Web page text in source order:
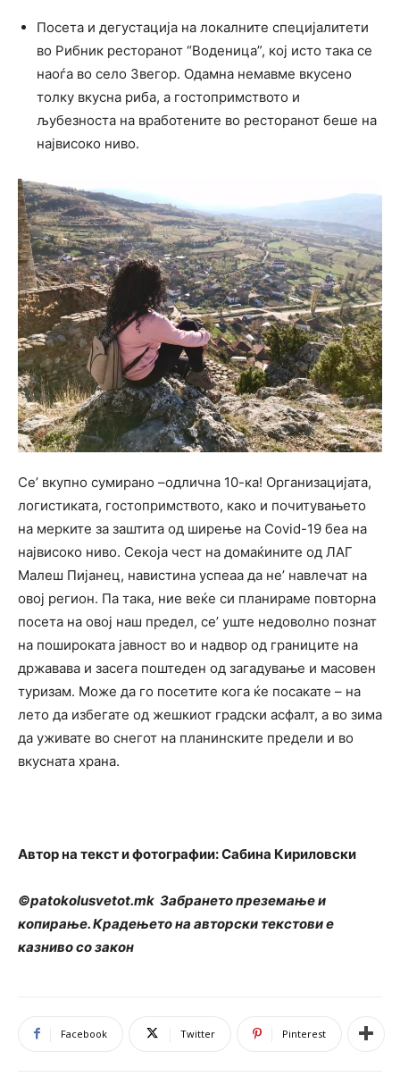
Посета и дегустација на локалните специјалитети
во Рибник ресторанот “Воденица”, кој исто така се
наоѓа во село Звегор. Одамна немавме вкусено
толку вкусна риба, а гостопримството и
љубезноста на вработените во ресторанот беше на
највисоко ниво.
Се’ вкупно сумирано –одлична 10-ка! Организацијата,
логистиката, гостопримството, како и почитувањето
на мерките за заштита од ширење на Covid-19 беа на
највисоко ниво. Секоја чест на домаќините од ЛАГ
Малеш Пијанец, навистина успеаа да не’ навлечат на
овој регион. Па така, ние веќе си планираме повторна
посета на овој наш предел, се’ уште недоволно познат
на пошироката јавност во и надвор од границите на
државава и засега поштеден од загадување и масовен
туризам. Може да го посетите кога ќе посакате – на
лето да избегате од жешкиот градски асфалт, а во зима
да уживате во снегот на планинските предели и во
вкусната храна.
Автор на текст и фотографии: Сабина Кириловски
©patokolusvetot.mk Забрането преземање и
копирање. Крадењето на авторски текстови е
казниво со закон
Facebook Twitter Pinterest